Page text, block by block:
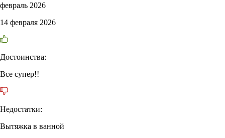
февраль 2026
14 февраля 2026
Достоинства:
Все супер!!
Недостатки:
Вытяжка в ванной